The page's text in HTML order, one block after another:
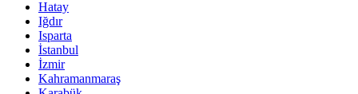
Hatay
Iğdır
Isparta
İstanbul
İzmir
Kahramanmaraş